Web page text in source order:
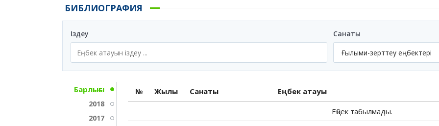
БИБЛИОГРАФИЯ
Іздеу
Санаты
Барлығы
2018
2017
№ Жылы Санаты Еңбек атауы
Еңбек табылмады.